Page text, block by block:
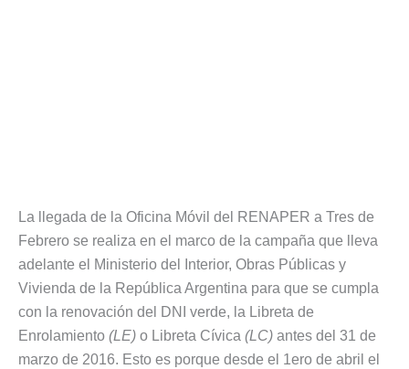
La llegada de la Oficina Móvil del RENAPER a Tres de
Febrero se realiza en el marco de la campaña que lleva
adelante el Ministerio del Interior, Obras Públicas y
Vivienda de la República Argentina para que se cumpla
con la renovación del DNI verde, la Libreta de
Enrolamiento (LE) o Libreta Cívica (LC) antes del 31 de
marzo de 2016. Esto es porque desde el 1ero de abril el